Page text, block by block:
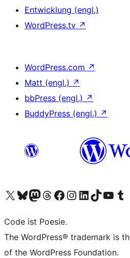
Entwicklung (engl.)
WordPress.tv ↗
WordPress.com ↗
Matt (engl.) ↗
bbPress (engl.) ↗
BuddyPress (engl.) ↗
Unser X-Konto (früher Twitter) besuchen
Unser Bluesky-Konto besuchen
Unser Mastodon-Konto besuchen
Unser Threads-Konto besuchen
Unsere Facebook-Seite besuchen
Unser Instagram-Konto besuchen
Unser LinkedIn-Konto besuchen
Unser TikTok-Konto
UnserenUnser
Code ist Poesie.
The WordPress® trademark is
of the WordPress Foundation.